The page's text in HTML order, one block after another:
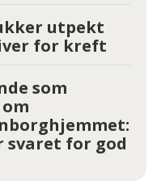
utpekt
for kreft
som
svaret for god